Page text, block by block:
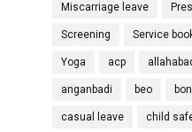
Miscarriage leave
Screening Service
Yoga acp
anganbadi beo
casual leave child